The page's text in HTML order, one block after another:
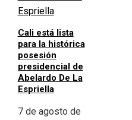
Cali está lista
para la histórica
posesión
presidencial de
Abelardo De La
Espriella
7 de agosto de